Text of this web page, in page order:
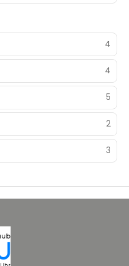
4
4
5
2
3